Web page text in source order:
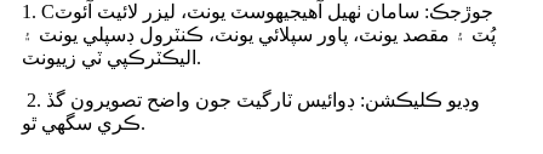
1 . C جوڙجڪ: سامان ٺهيل آهيجيهوسٽ يونٽ، ليزر لائيٽ آئوٽ
پُٽ ۽ مقصد يونٽ، پاور سپلائي يونٽ، ڪنٽرول ڊسپلي يونٽ ۽
اليڪٽرڪپي ٽي زي يونٽ.
2. وڊيو ڪليڪشن: ڊوائيس ٽارگيٽ جون واضح تصويرون گڏ
ڪري سگهي ٿو.